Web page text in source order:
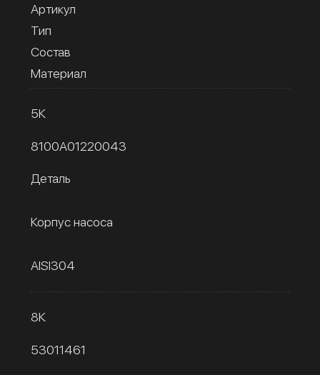
Артикул
Тип
Состав
Материал
5К
8100A01220043
Деталь
Корпус насоса
AISI304
8К
53011461